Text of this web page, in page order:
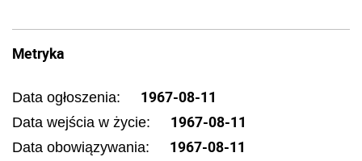
Metryka
Data ogłoszenia: 1967-08-11
Data wejścia w życie: 1967-08-11
Data obowiązywania: 1967-08-11